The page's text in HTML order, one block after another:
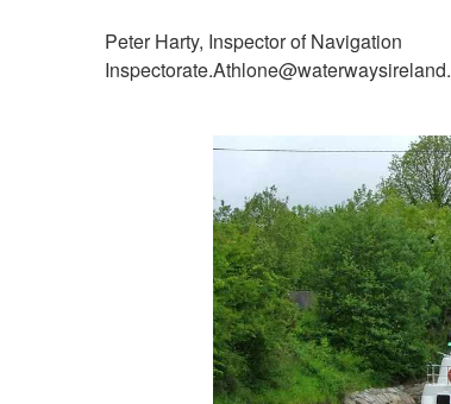
Peter Harty, Inspector of Navigation